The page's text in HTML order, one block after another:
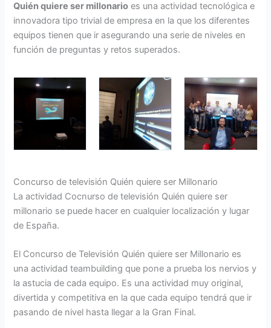
Quién quiere ser millonario es una actividad tecnológica e
innovadora tipo trivial de empresa en la que los diferentes
equipos tienen que ir asegurando una serie de niveles en
función de preguntas y retos superados.
Concurso de televisión Quién quiere ser Millonario
La actividad Cocnurso de televisión Quién quiere ser
millonario se puede hacer en cualquier localización y lugar
de España.
El Concurso de Televisión Quién quiere ser Millonario es
una actividad teambuilding que pone a prueba los nervios y
la astucia de cada equipo. Es una actividad muy original,
divertida y competitiva en la que cada equipo tendrá que ir
pasando de nivel hasta llegar a la Gran Final.